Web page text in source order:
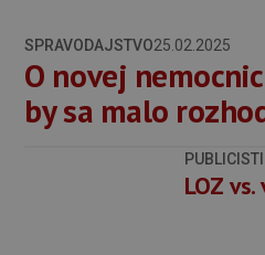
SPRAVODAJSTVO25.02.2025
O novej
by sa malo
LOZ